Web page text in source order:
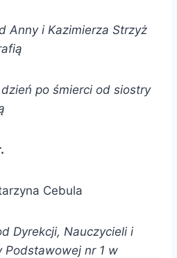
Anny i Kazimierza Strzyż
po śmierci od siostry
Cebula
Dyrekcji, Nauczycieli i
Podstawowej nr 1 w